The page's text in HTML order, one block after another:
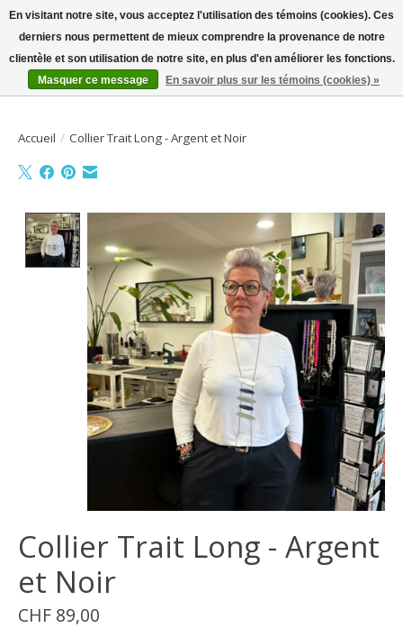
Bienvenue sur la boutique en ligne
Liste dePanier
Accueil / Collier Trait Long - Argent et Noir
Product image slideshow Items
Collier Trait Long - Argent
et Noir
CHF 89,00
En visitant notre site, vous acceptez l'utilisation des témoins (cookies). Ces
derniers nous permettent de mieux comprendre la provenance de notre
clientèle et son utilisation de notre site, en plus d'en améliorer les fonctions.
Masquer ce message
En savoir plus sur les témoins (cookies) »